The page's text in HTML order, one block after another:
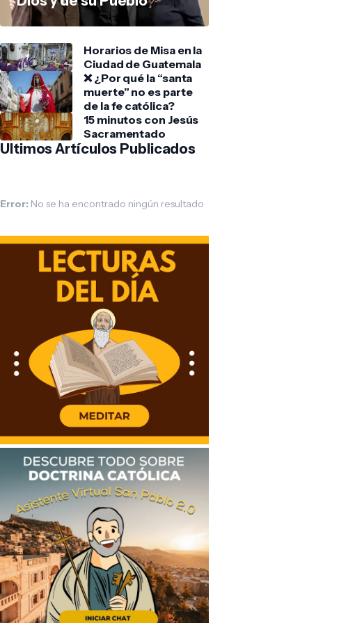
Horarios de Misa en la
Ciudad de Guatemala
❌ ¿Por qué la “santa
muerte” no es parte
de la fe católica?
15 minutos con Jesús
Sacramentado
Ultimos Artículos Publicados
Error: No se ha encontrado ningún resultado